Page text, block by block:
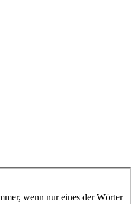
wenn nur eines der Wörter